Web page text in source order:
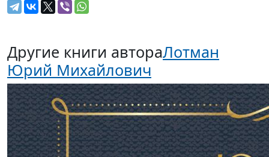
Другие книги автораЛотман
Юрий Михайлович